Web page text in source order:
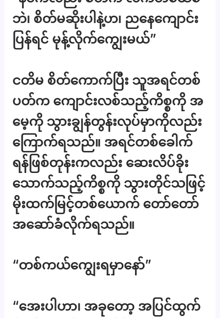
ဘဲ၊ စိတ်မဆိုးပါနဲ့ဟ၊ ညနေကျောင်း
ပြန်ရင် မုန့်လိုက်ကျွေးမယ်”
ငတိမ စိတ်ကောက်ပြီး သူအရင်တစ်
ပတ်က ကျောင်းလစ်သည့်ကိစ္စကို အ
မေ့ကို သွားချွန်တွန်းလုပ်မှာကိုလည်း
ကြောက်ရသည်။ အရင်တစ်ခေါက်
ရန်ဖြစ်တုန်းကလည်း ဆေးလိပ်ခိုး
သောက်သည့်ကိစ္စကို သွားတိုင်သဖြင့်
မိုးထက်မြင့်တစ်ယောက် တော်တော်
အဆော်ခံလိုက်ရသည်။
“တစ်ကယ်ကျွေးရမှာနော်”
“အေးပါဟာ၊ အခုတော့ အပြင်ထွက်